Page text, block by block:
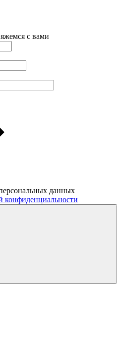
с вами
данных
конфиденциальности